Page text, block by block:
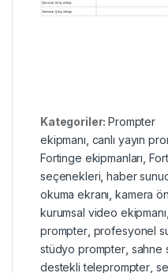
Kategoriler:Prompter
ekipmanı canlı yayın
Fortinge ekipmanları
seçenekleri ,haber
okuma ekranı ,kamera
kurumsal video ekipmanı
prompter, profesyonel
stüdyo prompter, sahne
destekli teleprompter